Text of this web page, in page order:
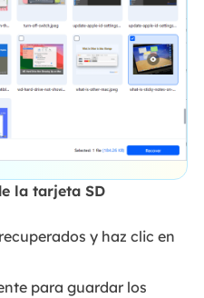
la tarjeta SD
y haz clic en
para guardar los